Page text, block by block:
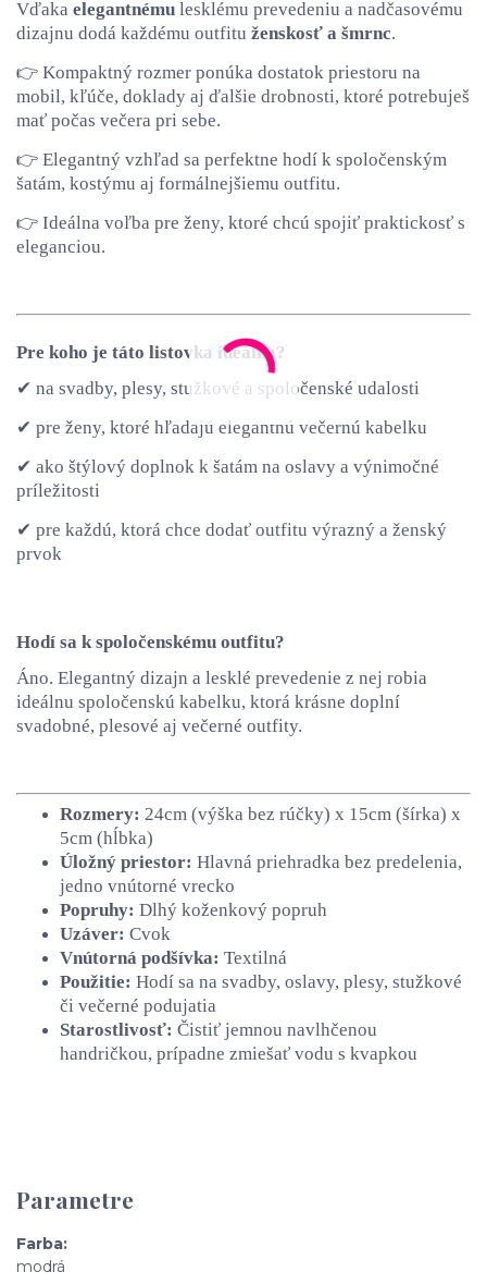
Vďaka elegantnému lesklému prevedeniu a nadčasovému
dizajnu dodá každému outfitu ženskosť a šmrnc.
👉 Kompaktný rozmer ponúka dostatok priestoru na
mobil, kľúče, doklady aj ďalšie drobnosti, ktoré potrebuješ
mať počas večera pri sebe.
👉 Elegantný vzhľad sa perfektne hodí k spoločenským
šatám, kostýmu aj formálnejšiemu outfitu.
👉 Ideálna voľba pre ženy, ktoré chcú spojiť praktickosť s
eleganciou.
Pre koho je táto listovka ideálna?
✔ na svadby, plesy, stužkové a spoločenské udalosti
✔ pre ženy, ktoré hľadajú elegantnú večernú kabelku
✔ ako štýlový doplnok k šatám na oslavy a výnimočné
príležitosti
✔ pre každú, ktorá chce dodať outfitu výrazný a ženský
prvok
Hodí sa k spoločenskému outfitu?
Áno. Elegantný dizajn a lesklé prevedenie z nej robia
ideálnu spoločenskú kabelku, ktorá krásne doplní
svadobné, plesové aj večerné outfity.
Rozmery: 24cm (výška bez rúčky) x 15cm (šírka) x
5cm (hĺbka)
Úložný priestor: Hlavná priehradka bez predelenia,
jedno vnútorné vrecko
Popruhy: Dlhý koženkový popruh
Uzáver: Cvok
Vnútorná podšívka: Textilná
Použitie: Hodí sa na svadby, oslavy, plesy, stužkové
či večerné podujatia
Starostlivosť: Čistiť jemnou navlhčenou
handričkou, prípadne zmiešať vodu s kvapkou
Parametre
Farba
modrá